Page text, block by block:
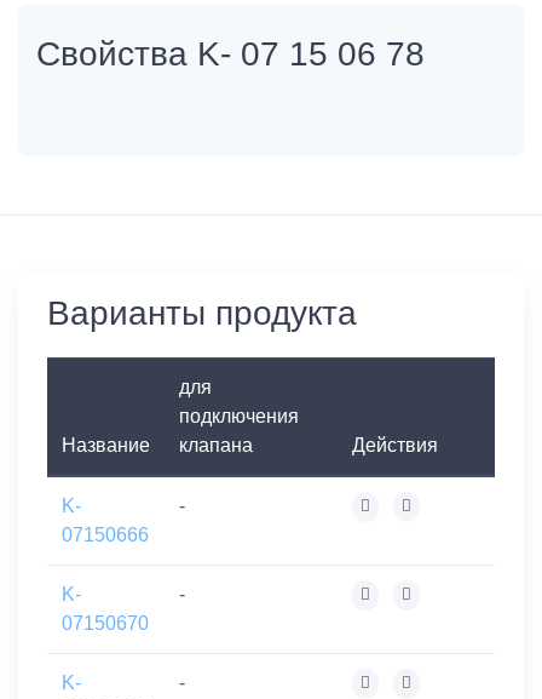
Свойства K- 07 15 06 78
Варианты продукта
Название
для
подключения
клапана
Действия
K-
07150666
-
K-
07150670
-
K-
-